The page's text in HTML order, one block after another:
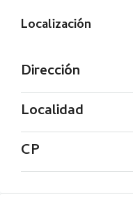
Localización
Dirección
Localidad
CP